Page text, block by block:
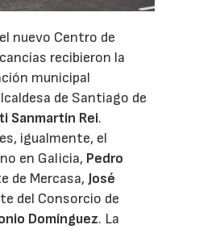
nuevo Centro de
recibieron la
municipal
de Santiago de
Sanmartín Rei.
igualmente, el
en Galicia, Pedro
de Mercasa, José
del Consorcio de
Domínguez. La